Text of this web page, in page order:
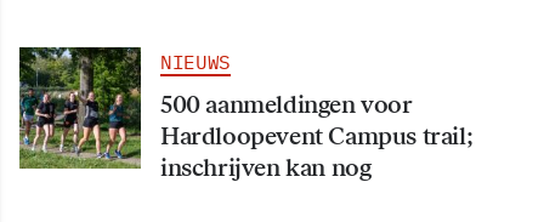
NIEUWS
500 aanmeldingen voor
Hardloopevent Campus trail;
inschrijven kan nog